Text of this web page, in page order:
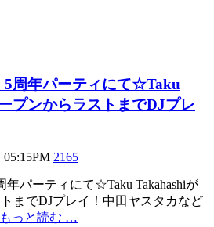
5周年パーティにて☆Taku
プンからラストまでDJプレ
05:15PM 2165
年パーティにて☆Taku Takahashiが
までDJプレイ！中田ヤスタカなど
もっと読む …